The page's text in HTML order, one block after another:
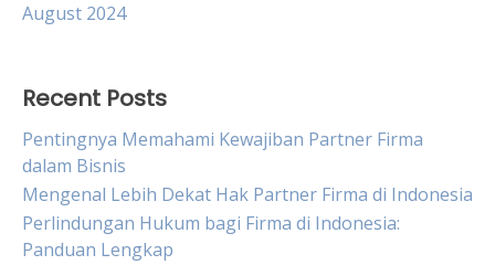
August 2024
Recent Posts
Pentingnya Memahami Kewajiban Partner Firma
dalam Bisnis
Mengenal Lebih Dekat Hak Partner Firma di Indonesia
Perlindungan Hukum bagi Firma di Indonesia:
Panduan Lengkap